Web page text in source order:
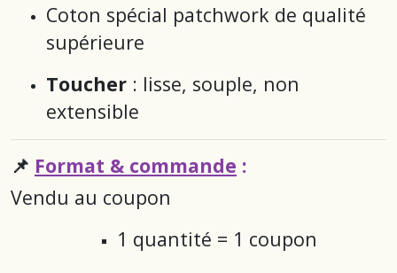
Coton spécial patchwork de qualité
supérieure
Toucher : lisse, souple, non
extensible
📌 Format & commande :
Vendu au coupon
1 quantité = 1 coupon